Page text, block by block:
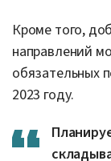
Кроме того,
направлений
обязательных
2023 году.